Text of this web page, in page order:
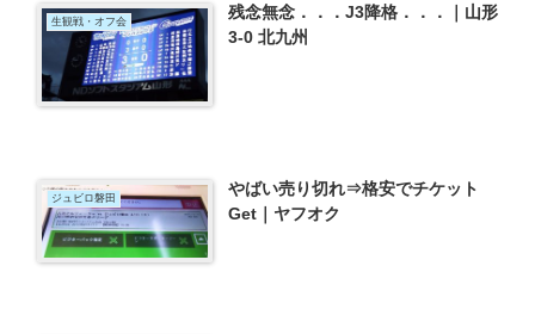
生観戦・オフ会
残念無念．．．J3降格．．．｜山形
3-0 北九州
ジュビロ磐田
やばい売り切れ⇒格安でチケット
Get｜ヤフオク